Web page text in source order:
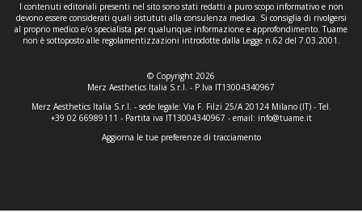
I contenuti editoriali presenti nel sito sono stati redatti a puro scopo informativo e non
devono essere considerati quali sistututi alla consulenza medica. Si consiglia di rivolgersi
al proprio medico e/o specialista per qualunque informazione e approfondimento. Tuame
non è sottoposto alle regolamentizzazioni introdotte dalla Legge n.62 del 7.03.2001.
© Copyright 2026
Merz Aesthetics Italia S.r.l. - P.Iva IT13004340967
Merz Aesthetics Italia S.r.l. - sede legale: Via F. Filzi 25/A 20124 Milano (IT) - Tel.
+39 02 66989111 - Partita iva IT13004340967 - email: info@tuame.it
Aggiorna le tue preferenze di tracciamento